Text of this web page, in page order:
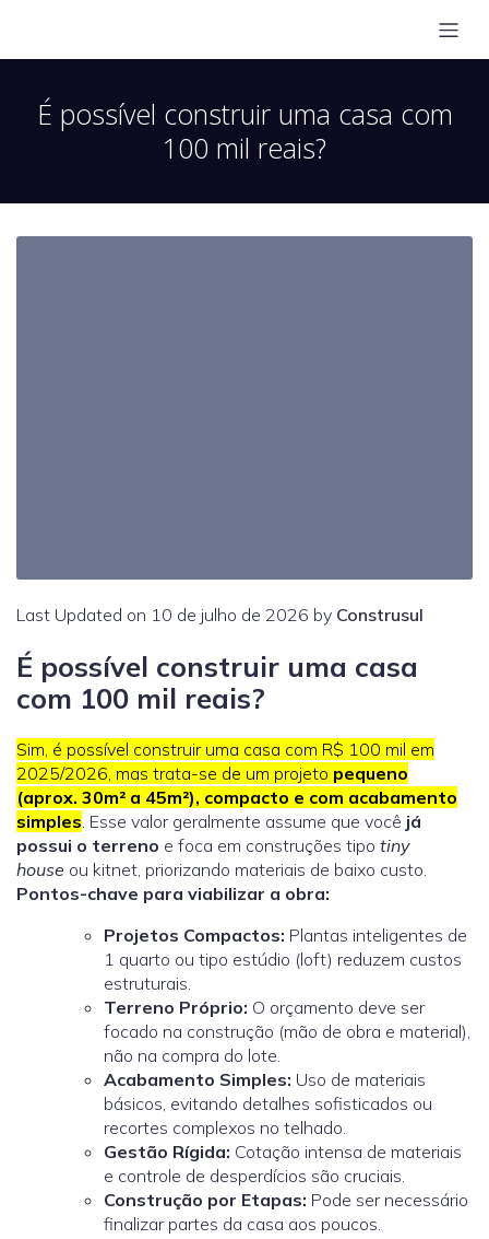
É possível construir uma casa com
100 mil reais?
Last Updated on 10 de julho de 2026 by Construsul
É possível construir uma casa
com 100 mil reais?
Sim, é possível construir uma casa com R$ 100 mil em
2025/2026, mas trata-se de um projeto pequeno
(aprox. 30m² a 45m²), compacto e com acabamento
simples . Esse valor geralmente assume que você já
possui o terreno e foca em construções tipo tiny
house ou kitnet, priorizando materiais de baixo custo.
Pontos-chave para viabilizar a obra:
Projetos Compactos: Plantas inteligentes de
1 quarto ou tipo estúdio (loft) reduzem custos
estruturais.
Terreno Próprio: O orçamento deve ser
focado na construção (mão de obra e material),
não na compra do lote.
Acabamento Simples: Uso de materiais
básicos, evitando detalhes sofisticados ou
recortes complexos no telhado.
Gestão Rígida: Cotação intensa de materiais
e controle de desperdícios são cruciais.
Construção por Etapas: Pode ser necessário
finalizar partes da casa aos poucos.